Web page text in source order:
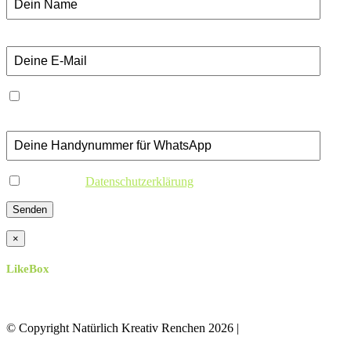
Datenschutzerklärung
×
LikeBox
© Copyright Natürlich Kreativ Renchen 2026 |